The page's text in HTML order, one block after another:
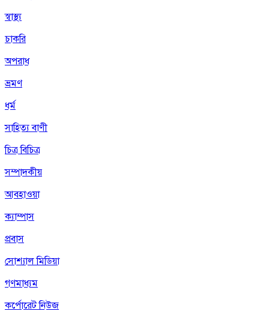
স্বাস্থ্য
চাকরি
অপরাধ
ভ্রমণ
ধর্ম
সাহিত্য বাণী
চিত্র বিচিত্র
সম্পাদকীয়
আবহাওয়া
ক্যাম্পাস
প্রবাস
সোশ্যাল মিডিয়া
গণমাধ্যম
কর্পোরেট নিউজ